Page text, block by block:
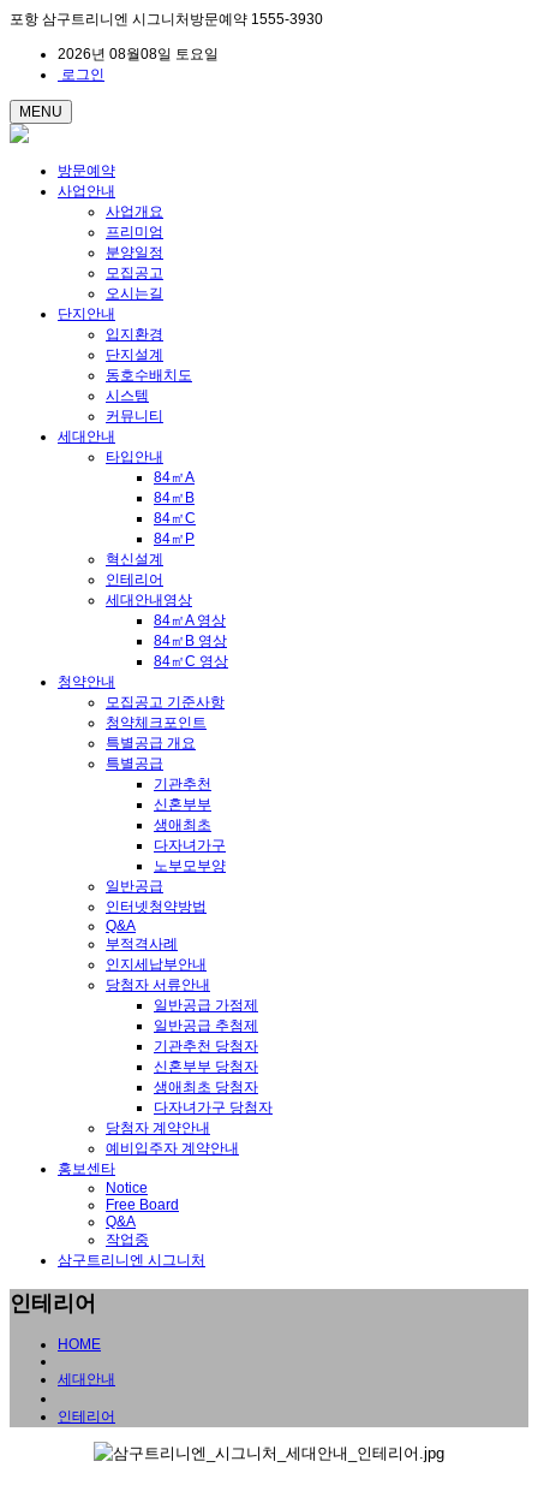
포항 삼구트리니엔 시그니처방문예약 1555-3930
2026년 08월08일 토요일
로그인
MENU
방문예약
사업안내
사업개요
프리미엄
분양일정
모집공고
오시는길
단지안내
입지환경
단지설계
동호수배치도
시스템
커뮤니티
세대안내
타입안내
84㎡A
84㎡B
84㎡C
84㎡P
혁신설계
인테리어
세대안내영상
84㎡A 영상
84㎡B 영상
84㎡C 영상
청약안내
모집공고 기준사항
청약체크포인트
특별공급 개요
특별공급
기관추천
신혼부부
생애최초
다자녀가구
노부모부양
일반공급
인터넷청약방법
Q&A
부적격사례
인지세납부안내
당첨자 서류안내
일반공급 가점제
일반공급 추첨제
기관추천 당첨자
신혼부부 당첨자
생애최초 당첨자
다자녀가구 당첨자
당첨자 계약안내
예비입주자 계약안내
홍보센타
Notice
Free Board
Q&A
작업중
삼구트리니엔 시그니처
인테리어
HOME
세대안내
인테리어